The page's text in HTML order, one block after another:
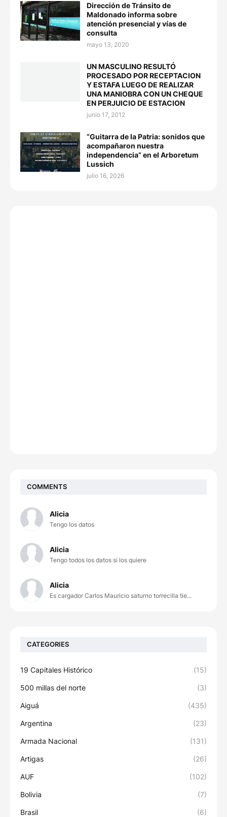
Dirección de Tránsito de
Maldonado informa sobre
atención presencial y vías de
consulta
mayo 13, 2020
UN MASCULINO RESULTÓ
PROCESADO POR RECEPTACION
Y ESTAFA LUEGO DE REALIZAR
UNA MANIOBRA CON UN CHEQUE
EN PERJUICIO DE ESTACION
junio 17, 2012
“Guitarra de la Patria: sonidos que
acompañaron nuestra
independencia” en el Arboretum
Lussich
julio 16, 2026
COMMENTS
Alicia
Tengo los datos
Alicia
Tengo todos los datos si los quiere
Alicia
Es cargador Carlos Mauricio saturno torrecilla tie...
CATEGORIES
19 Capitales Histórico (15)
500 millas del norte (3)
Aiguá (435)
Argentina (23)
Armada Nacional (131)
Artigas (26)
AUF (102)
Bolivia (7)
Brasil (6)